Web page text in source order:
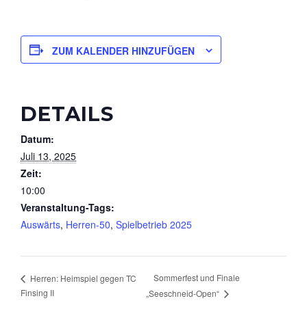
ZUM KALENDER HINZUFÜGEN
DETAILS
Datum:
Juli 13, 2025
Zeit:
10:00
Veranstaltung-Tags:
Auswärts, Herren-50, Spielbetrieb 2025
Herren: Heimspiel gegen TC
Finsing II
Sommerfest und Finale
„Seeschneid-Open“